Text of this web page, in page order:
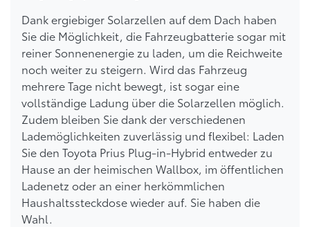
Dank ergiebiger Solarzellen auf dem Dach haben
Sie die Möglichkeit, die Fahrzeugbatterie sogar mit
reiner Sonnenenergie zu laden, um die Reichweite
noch weiter zu steigern. Wird das Fahrzeug
mehrere Tage nicht bewegt, ist sogar eine
vollständige Ladung über die Solarzellen möglich.
Zudem bleiben Sie dank der verschiedenen
Lademöglichkeiten zuverlässig und flexibel: Laden
Sie den Toyota Prius Plug-in-Hybrid entweder zu
Hause an der heimischen Wallbox, im öffentlichen
Ladenetz oder an einer herkömmlichen
Haushaltssteckdose wieder auf. Sie haben die
Wahl.